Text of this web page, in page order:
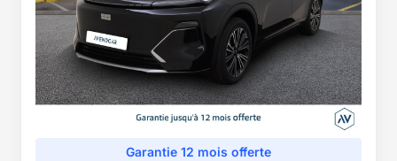
Garantie 12 mois offerte